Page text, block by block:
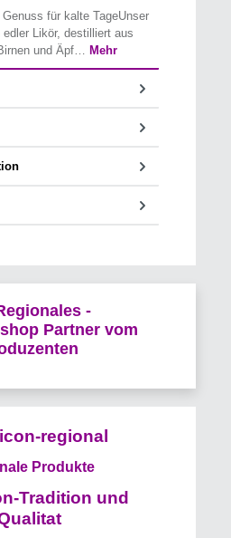
Genuss für kalte TageUnser
Likör, destilliert aus
und Äpf…
Mehr
-
Partner vom
Produkte